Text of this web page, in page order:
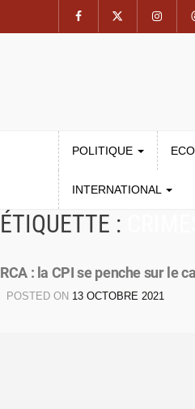
POLITIQUE
INTERNATIONAL
ÉTIQUETTE :
RCA : la CPI se penche sur le
POSTED ON 13 OCTOBRE 2021